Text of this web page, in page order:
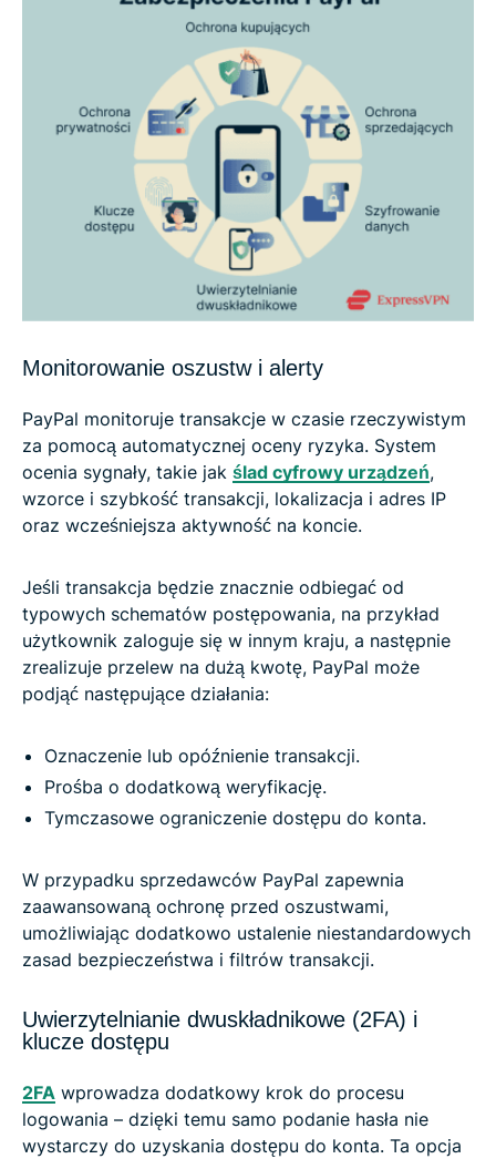
Monitorowanie oszustw i alerty
PayPal monitoruje transakcje w czasie rzeczywistym
za pomocą automatycznej oceny ryzyka. System
ocenia sygnały, takie jak ślad cyfrowy urządzeń,
wzorce i szybkość transakcji, lokalizacja i adres IP
oraz wcześniejsza aktywność na koncie.
Jeśli transakcja będzie znacznie odbiegać od
typowych schematów postępowania, na przykład
użytkownik zaloguje się w innym kraju, a następnie
zrealizuje przelew na dużą kwotę, PayPal może
podjąć następujące działania:
Oznaczenie lub opóźnienie transakcji.
Prośba o dodatkową weryfikację.
Tymczasowe ograniczenie dostępu do konta.
W przypadku sprzedawców PayPal zapewnia
zaawansowaną ochronę przed oszustwami,
umożliwiając dodatkowo ustalenie niestandardowych
zasad bezpieczeństwa i filtrów transakcji.
Uwierzytelnianie dwuskładnikowe (2FA) i
klucze dostępu
2FA wprowadza dodatkowy krok do procesu
logowania – dzięki temu samo podanie hasła nie
wystarczy do uzyskania dostępu do konta. Ta opcja